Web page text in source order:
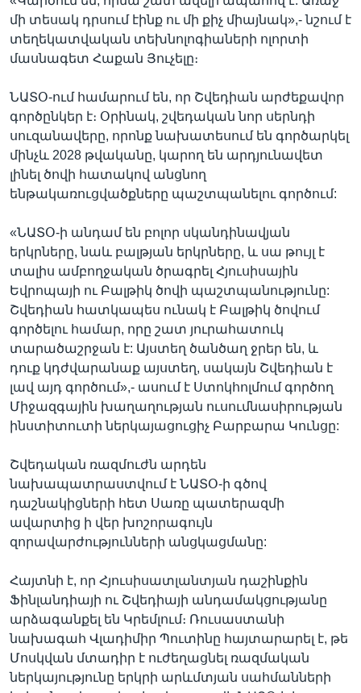
մի տեսակ դրսում էինք ու մի քիչ միայնակ»,- նշում է
տեղեկատվական տեխնոլոգիաների ոլորտի
մասնագետ Հաքան Յուչելը։
ՆԱՏՕ-ում համարում են, որ Շվեդիան արժեքավոր
գործընկեր է։ Օրինակ, շվեդական նոր սերնդի
սուզանավերը, որոնք նախատեսում են գործարկել
մինչև 2028 թվականը, կարող են արդյունավետ
լինել ծովի հատակով անցնող
ենթակառուցվածքները պաշտպանելու գործում:
«ՆԱՏՕ-ի անդամ են բոլոր սկանդինավյան
երկրները, նաև բալթյան երկրները, և սա թույլ է
տալիս ամբողջական ծրագրել Հյուսիսային
Եվրոպայի ու Բալթիկ ծովի պաշտպանությունը:
Շվեդիան հատկապես ունակ է Բալթիկ ծովում
գործելու համար, որը շատ յուրահատուկ
տարածաշրջան է: Այստեղ ծանծաղ ջրեր են, և
դուք կդժվարանաք այստեղ, սակայն Շվեդիան է
լավ այդ գործում»,- ասում է Ստոկհոլմում գործող
Միջազգային խաղաղության ուսումնասիրության
ինստիտուտի ներկայացուցիչ Բարբարա Կունցը:
Շվեդական ռազմուժն արդեն
նախապատրաստվում է ՆԱՏՕ-ի գծով
դաշնակիցների հետ Սառը պատերազմի
ավարտից ի վեր խոշորագույն
զորավարժությունների անցկացմանը:
Հայտնի է, որ Հյուսիսատլանտյան դաշինքին
Ֆինլանդիայի ու Շվեդիայի անդամակցությանը
արձագանքել են Կրեմլում։ Ռուսաստանի
նախագահ Վլադիմիր Պուտինը հայտարարել է, թե
Մոսկվան մտադիր է ուժեղացնել ռազմական
ներկայությունը երկրի արևմտյան սահմանների